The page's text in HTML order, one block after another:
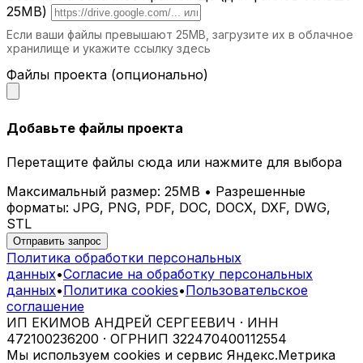
эстетичные шезлонги для максимального
расслабления.
Почему выбирают iParametric?
Индивидуальное проектирование.
учетом ваших потребностей.
Современные технологии.
проектирования и производства.
Долговечные материалы.Наши изделия
сохраняют свой вид и свойства на
протяжении многих лет.
Эстетика и комфорт.
шезлонги гармонично вписываются в
любое пространство.
Как заказать параметрический шезлонг
в Барнауле?
Свяжитесь с намидля консультации и
25MB)
Если ваши файлы превышают 25MB, загрузите их в облачное
хранилище и укажите ссылку здесь
Файлы проекта (опционально)
Добавьте файлы проекта
Перетащите файлы сюда или нажмите для выбора
Максимальный размер: 25MB • Разрешенные
форматы: JPG, PNG, PDF, DOC, DOCX, DXF, DWG,
STL
Отправить запрос
Политика обработки персональных
данных•Согласие на обработку персональных
данных•Политика cookies•Пользовательское
соглашение
ИП ЕКИМОВ АНДРЕЙ СЕРГЕЕВИЧ · ИНН
472100236200 · ОГРНИП 322470400112554
Мы используем cookies и сервис Яндекс.Метрика